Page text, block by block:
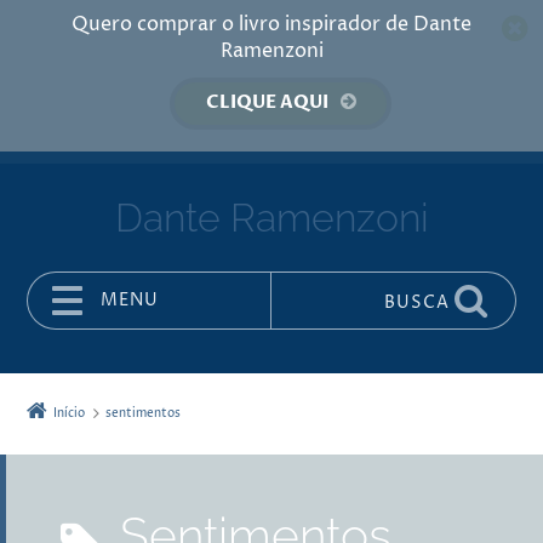
Quero comprar o livro inspirador de Dante
Ramenzoni
CLIQUE AQUI
Dante Ramenzoni
MENU BUSCA
Início sentimentos